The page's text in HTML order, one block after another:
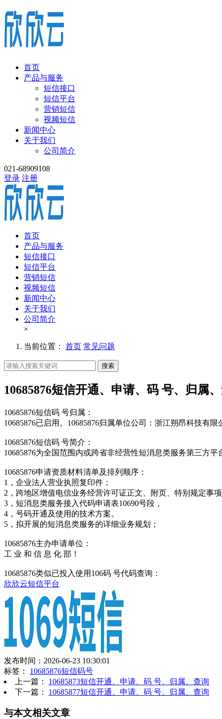
首页
产品与服务
短信接口
短信平台
营销短信
视频短信
新闻中心
关于我们
公司简介
021-68909108
登录 注册
首页
产品与服务
短信接口
短信平台
营销短信
视频短信
新闻中心
关于我们
公司简介
×
当前位置： 首页 常见问题
搜索
10685876短信开通、申请、码 号、归属
10685876短信码 号归属：
10685876已启用。10685876归属单位公司：浙江朔昂科技有限
10685876短信码 号简介：
10685876为全国范围内或跨省非经营性短消息类服务第三方
10685876申请资质材料清单及排列顺序：
1，企业法人营业执照复印件；
2，跨地区增值电信业务经营许可证正文、附页、特别规定事
3，短消息类服务接入代码申请表10690号段，
4，号码开通及使用的技术方案。
5，拟开展的短消息类服务的详细业务规划；
10685876主办申请单位：
工 业 和 信 息 化 部！
10685876类似已投入使用106码 号代码查询：
欣欣云短信平台
发布时间：2026-06-23 10:30:01
标签： 10685876短信码号
上一篇： 10685873短信开通、申请、码 号、归属、查询
下一篇： 10685877短信开通、申请、码 号、归属、查询
与本文相关文章